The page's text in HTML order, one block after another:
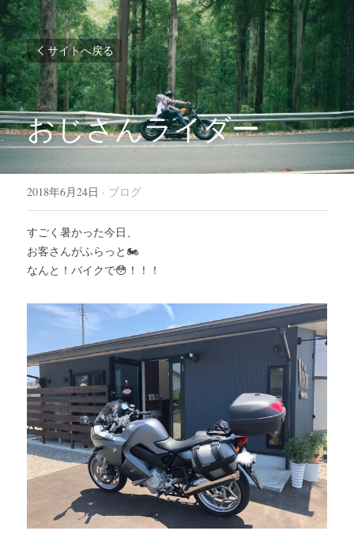
サイトへ戻る
おじさんライダー
2018年6月24日 · ブログ
すごく暑かった今日、
お客さんがふらっと🏍
なんと！バイクで😳！！！